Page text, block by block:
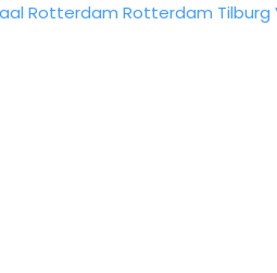
Rotterdam Rotterdam Tilburg